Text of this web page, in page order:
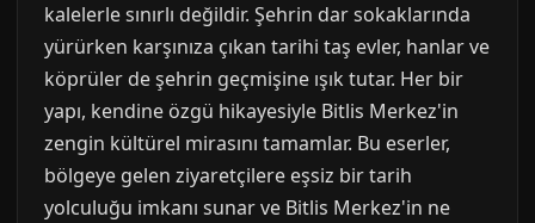
kalelerle sınırlı değildir. Şehrin dar sokaklarında
yürürken karşınıza çıkan tarihi taş evler, hanlar ve
köprüler de şehrin geçmişine ışık tutar. Her bir
yapı, kendine özgü hikayesiyle Bitlis Merkez'in
zengin kültürel mirasını tamamlar. Bu eserler,
bölgeye gelen ziyaretçilere eşsiz bir tarih
yolculuğu imkanı sunar ve Bitlis Merkez'in ne